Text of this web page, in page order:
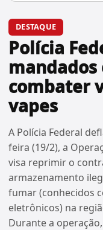
DESTAQUE
Polícia
combater
vapes
A Polícia Federal
feira (19/2), a
visa reprimir o
armazenamento
fumar (conhecidos
eletrônicos) na
Durante a